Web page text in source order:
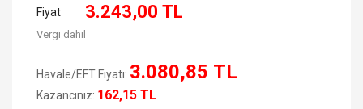
Fiyat 3.243,00 TL
Vergi dahil
Havale/EFT Fiyatı: 3.080,85 TL
Kazancınız: 162,15 TL